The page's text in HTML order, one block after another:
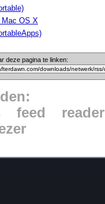
Mac OS X
deze pagina te linken:
feed reader